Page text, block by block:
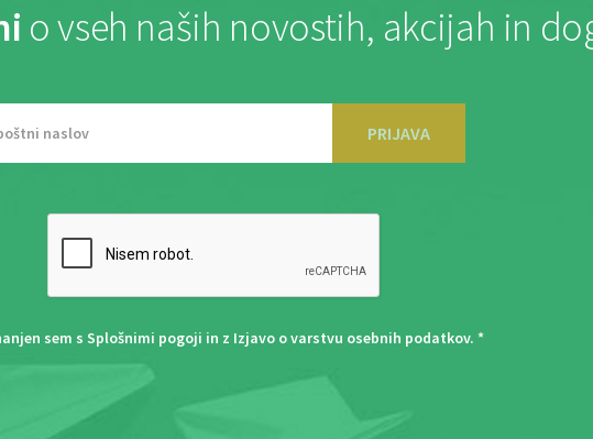
o vseh naših novostih, akcijah in
PRIJAVA
sem s Splošnimi pogoji in z Izjavo o varstvu osebnih podatkov. *